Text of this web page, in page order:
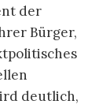
der
Bürger,
deutlich,